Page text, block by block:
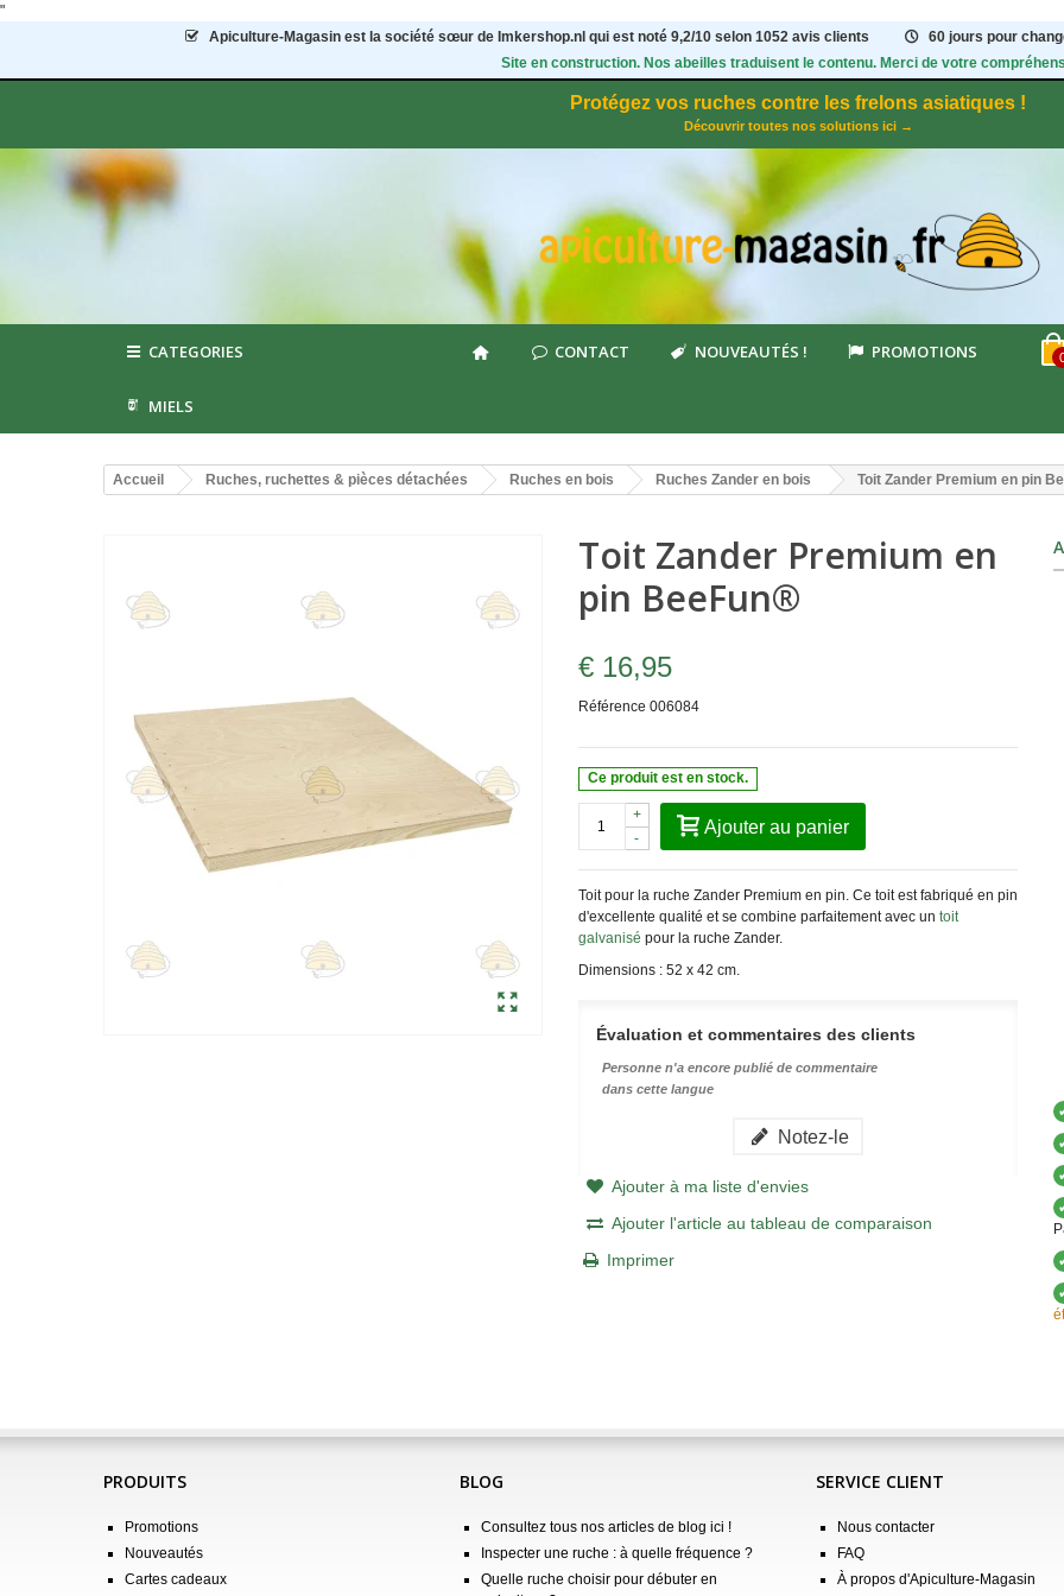
"
Apiculture-Magasin est la société sœur de Imkershop.nl qui est noté 9,2/10 selon 1052avis clients
60 jours pour
Site en construction. Nos abeilles traduisent le contenu. Merci de votre
Protégez vos ruches contre les frelons asiatiques !
Découvrir toutes nos solutions ici →
CATEGORIES CONTACT NOUVEAUTÉS ! PROMOTIONS
MIELS
Accueil Ruches, ruchettes & pièces détachées Ruches en bois Ruches Zander en bois Toit Zander Premium en pin
Toit Zander Premium en
pin BeeFun®
€ 16,95
Référence 006084
Ce produit est en stock.
-
+
Ajouter au panier
Toit pour la ruche Zander Premium en pin. Ce toit est fabriqué en pin
d'excellente qualité et se combine parfaitement avec un toit
galvanisé pour la ruche Zander.
Dimensions : 52 x 42 cm.
Évaluation et commentaires des clients
Personne n'a encore publié de commentaire
dans cette langue
Notez-le
Ajouter à ma liste d'envies
Ajouter l'article au tableau de comparaison
Imprimer
PRODUITS
Promotions
Nouveautés
Cartes cadeaux
BLOG
Consultez tous nos articles de blog ici !
Inspecter une ruche : à quelle fréquence ?
Quelle ruche choisir pour débuter en
SERVICE CLIENT
Nous contacter
FAQ
À propos d'Apiculture-Magasin